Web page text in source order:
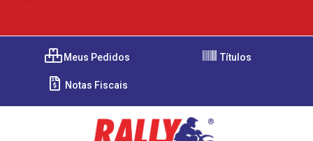
Meus Pedidos Títulos
Notas Fiscais